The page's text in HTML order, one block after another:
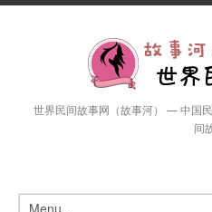
世界民间故事网（故事河） — 中
间